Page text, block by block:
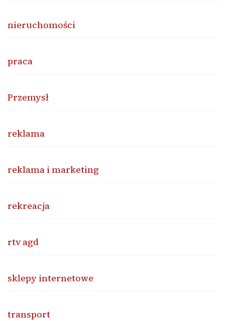
nieruchomości
praca
Przemysł
reklama
reklama i marketing
rekreacja
rtv agd
sklepy internetowe
transport